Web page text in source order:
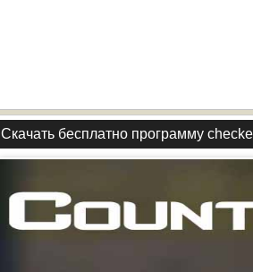
Скачать бесплатно программу